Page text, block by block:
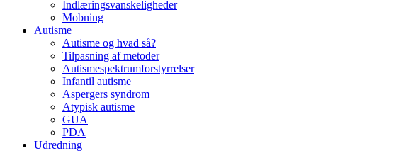
Indlæringsvanskeligheder
Mobning
Autisme
Autisme og hvad så?
Tilpasning af metoder
Autismespektrumforstyrrelser
Infantil autisme
Aspergers syndrom
Atypisk autisme
GUA
PDA
Udredning